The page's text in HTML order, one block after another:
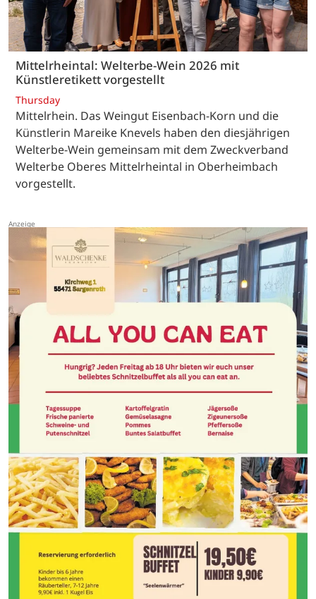
Mittelrheintal: Welterbe-Wein 2026 mit
Künstleretikett vorgestellt
Thursday
Mittelrhein. Das Weingut Eisenbach-Korn und die
Künstlerin Mareike Knevels haben den diesjährigen
Welterbe-Wein gemeinsam mit dem Zweckverband
Welterbe Oberes Mittelrheintal in Oberheimbach
vorgestellt.